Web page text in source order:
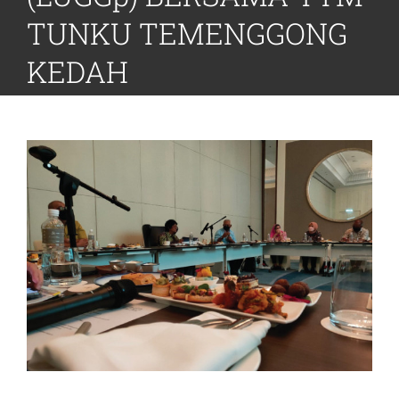
TUNKU TEMENGGONG
KEDAH